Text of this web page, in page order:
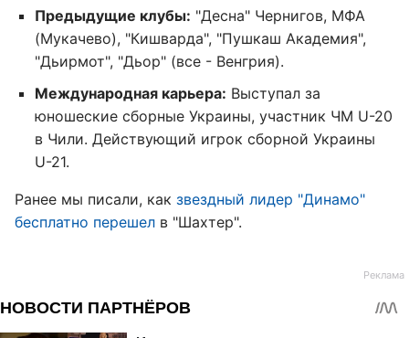
Предыдущие клубы: "Десна" Чернигов, МФА
(Мукачево), "Кишварда", "Пушкаш Академия",
"Дьирмот", "Дьор" (все - Венгрия).
Международная карьера: Выступал за
юношеские сборные Украины, участник ЧМ U-20
в Чили. Действующий игрок сборной Украины
U-21.
Ранее мы писали, как звездный лидер "Динамо"
бесплатно перешел в "Шахтер".